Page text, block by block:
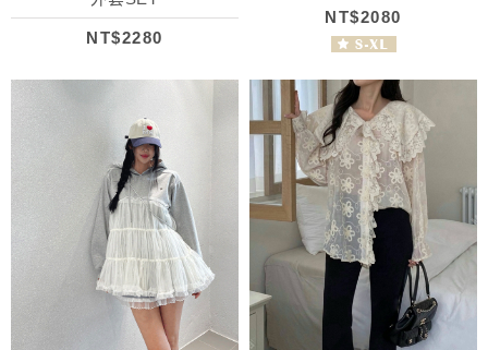
NT$2280
NT$2080